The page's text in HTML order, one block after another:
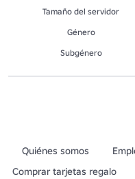
Tamaño del servidor
Género
Subgénero
Quiénes somos
Comprar tarjetas regalo